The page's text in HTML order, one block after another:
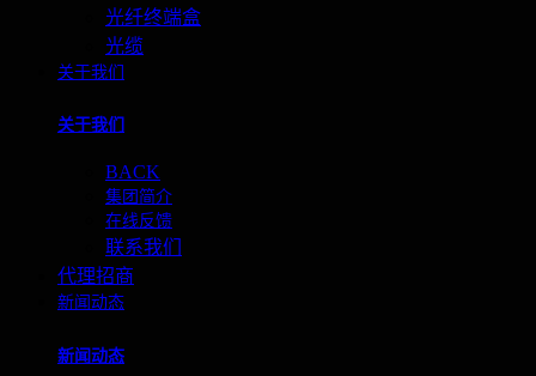
光纤终端盒
光缆
关于我们
关于我们
BACK
集团简介
在线反馈
联系我们
代理招商
新闻动态
新闻动态